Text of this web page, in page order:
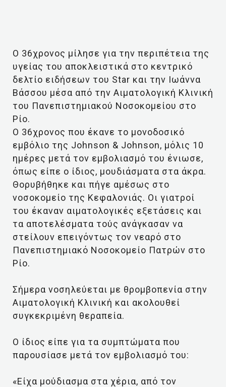
Ο 36χρονος μίλησε για την περιπέτεια της
υγείας του αποκλειστικά στο κεντρικό
δελτίο ειδήσεων του Star και την Ιωάννα
Βάσσου μέσα από την Αιματολογική Κλινική
του Πανεπιστημιακού Νοσοκομείου στο
Ρίο.
Ο 36χρονος που έκανε το μονοδοσικό
εμβόλιο της Johnson & Johnson, μόλις 10
ημέρες μετά τον εμβολιασμό του ένιωσε,
όπως είπε ο ίδιος, μουδιάσματα στα άκρα.
Θορυβήθηκε και πήγε αμέσως στο
νοσοκομείο της Κεφαλονιάς. Οι γιατροί
του έκαναν αιματολογικές εξετάσεις και
τα αποτελέσματα τούς ανάγκασαν να
στείλουν επειγόντως τον νεαρό στο
Πανεπιστημιακό Νοσοκομείο Πατρών στο
Ρίο.
Σήμερα νοσηλεύεται με θρομβοπενία στην
Αιματολογική Κλινική και ακολουθεί
συγκεκριμένη θεραπεία.
Ο ίδιος είπε για τα συμπτώματα που
παρουσίασε μετά τον εμβολιασμό του:
«Είχα μούδιασμα στα χέρια, από τον